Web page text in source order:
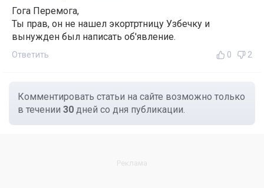
Гога Перемога,
Ты прав, он не нашел экортртницу Узбечку и
вынужден был написать об'явление.
Ответить 0 2
Комментировать статьи на сайте возможно только
в течении 30 дней со дня публикации.